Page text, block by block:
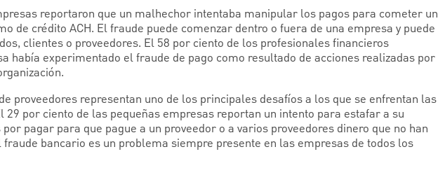
reportaron que un malhechor intentaba manipular los pagos para cometer un
de crédito ACH. El fraude puede comenzar dentro o fuera de una empresa y puede
clientes o proveedores. El 58 por ciento de los profesionales financieros
había experimentado el fraude de pago como resultado de acciones realizadas por
proveedores representan uno de los principales desafíos a los que se enfrentan las
29 por ciento de las pequeñas empresas reportan un intento para estafar a su
pagar para que pague a un proveedor o a varios proveedores dinero que no han
bancario es un problema siempre presente en las empresas de todos los